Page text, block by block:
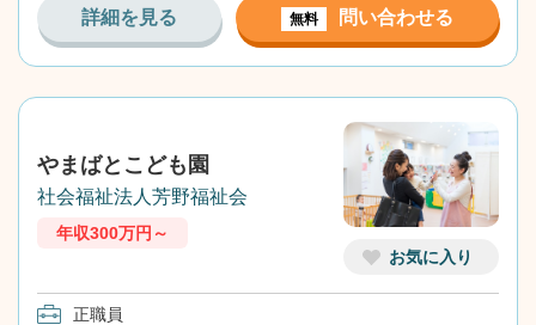
詳細を見る 無料 問い合わせる
お気に入り
やまばとこども園
社会福祉法人芳野福祉会
年収300万円～
正職員